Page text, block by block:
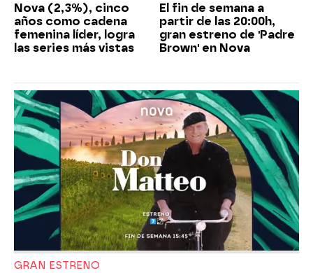
Nova (2,3%), cinco
años como cadena
femenina líder, logra
las series más vistas
El fin de semana a
partir de las 20:00h,
gran estreno de 'Padre
Brown' en Nova
GRAN ESTRENO